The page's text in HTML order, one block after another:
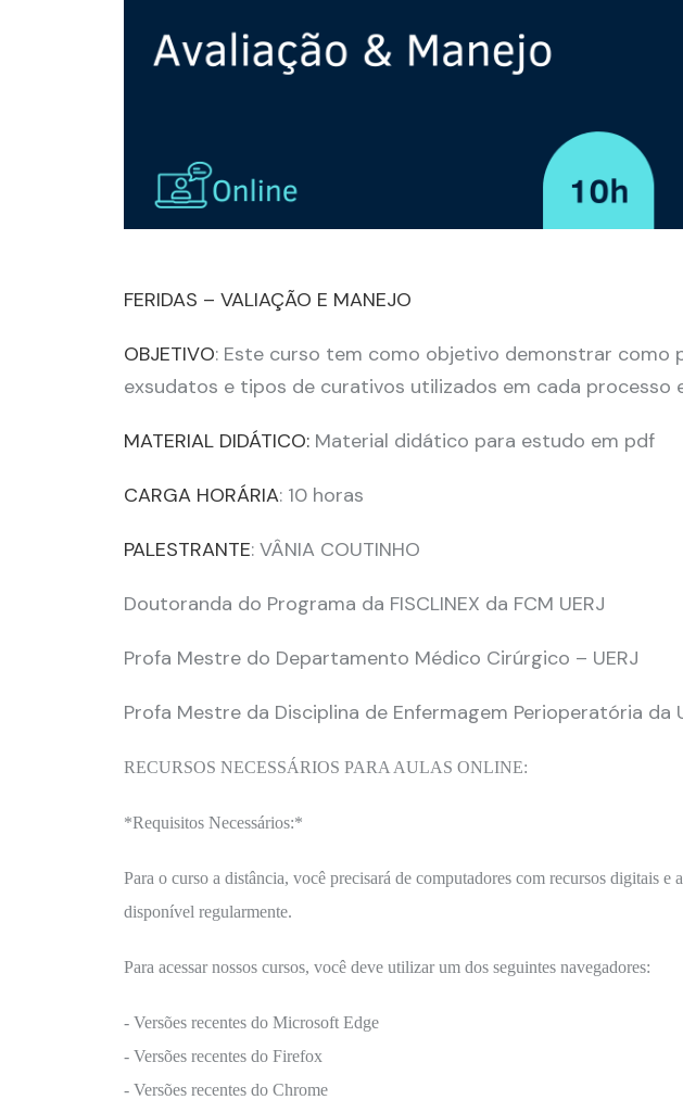
FERIDAS – VALIAÇÃO E MANEJO
OBJETIVO: Este curso tem como objetivo demonstrar como
exsudatos e tipos de curativos utilizados em cada processo
MATERIAL DIDÁTICO: Material didático para estudo em pdf
CARGA HORÁRIA: 10 horas
PALESTRANTE: VÂNIA COUTINHO
Doutoranda do Programa da FISCLINEX da FCM UERJ
Profa Mestre do Departamento Médico Cirúrgico – UERJ
Profa Mestre da Disciplina de Enfermagem Perioperatória da
RECURSOS NECESSÁRIOS PARA AULAS ONLINE:
*Requisitos Necessários:*
Para o curso a distância, você precisará de computadores com recursos digitais
disponível regularmente.
Para acessar nossos cursos, você deve utilizar um dos seguintes navegadores:
- Versões recentes do Microsoft Edge
- Versões recentes do Firefox
- Versões recentes do Chrome